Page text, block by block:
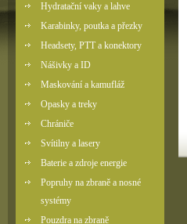
Hydratační vaky a lahve
Karabinky, poutka a přezky
Headsety, PTT a konektory
Nášivky a ID
Maskování a kamufláž
Opasky a treky
Chrániče
Svítilny a lasery
Baterie a zdroje energie
Popruhy na zbraně a nosné
systémy
Pouzdra na zbraně